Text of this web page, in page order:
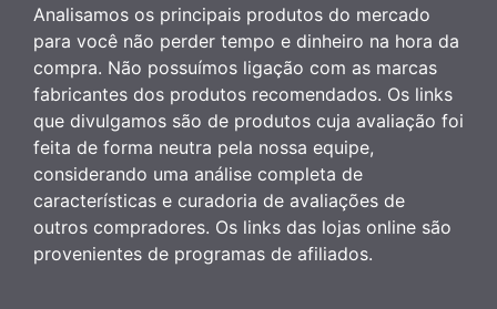
Analisamos os principais produtos do mercado
para você não perder tempo e dinheiro na hora da
compra. Não possuímos ligação com as marcas
fabricantes dos produtos recomendados. Os links
que divulgamos são de produtos cuja avaliação foi
feita de forma neutra pela nossa equipe,
considerando uma análise completa de
características e curadoria de avaliações de
outros compradores. Os links das lojas online são
provenientes de programas de afiliados.